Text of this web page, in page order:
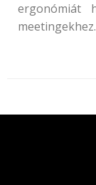
ergonómiát
meetingekhez.